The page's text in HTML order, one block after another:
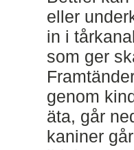
eller
in i
som ger
genom
äta, går
kaniner